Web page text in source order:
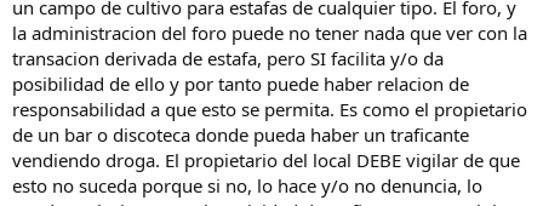
un campo de cultivo para estafas de cualquier tipo. El foro, y
la administracion del foro puede no tener nada que ver con la
transacion derivada de estafa, pero SI facilita y/o da
posibilidad de ello y por tanto puede haber relacion de
responsabilidad a que esto se permita. Es como el propietario
de un bar o discoteca donde pueda haber un traficante
vendiendo droga. El propietario del local DEBE vigilar de que
esto no suceda porque si no, lo hace y/o no denuncia, lo